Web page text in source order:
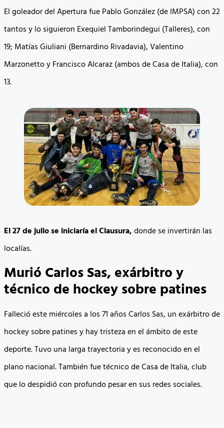
El goleador del Apertura fue Pablo González (de IMPSA) con 22
tantos y lo siguieron Exequiel Tamborindegui (Talleres), con
19; Matías Giuliani (Bernardino Rivadavia), Valentino
Marzonetto y Francisco Alcaraz (ambos de Casa de Italia), con
13.
El 27 de julio se iniciaría el Clausura,donde se invertirán las
localías.
Murió Carlos Sas, exárbitro y
técnico de hockey sobre patines
Falleció este miércoles a los 71 años Carlos Sas, un exárbitro de
hockey sobre patines y hay tristeza en el ámbito de este
deporte. Tuvo una larga trayectoria y es reconocido en el
plano nacional. También fue técnico de Casa de Italia, club
que lo despidió con profundo pesar en sus redes sociales.